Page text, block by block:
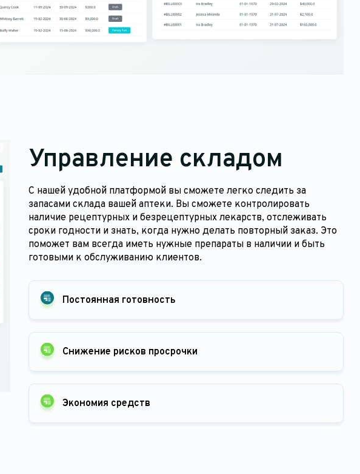
Управление складом
С нашей удобной платформой вы сможете легко следить за
запасами склада вашей аптеки. Вы сможете контролировать
наличие рецептурных и безрецептурных лекарств, отслеживать
сроки годности и знать, когда нужно делать повторный заказ. Это
поможет вам всегда иметь нужные препараты в наличии и быть
готовыми к обслуживанию клиентов.
Постоянная готовность
Снижение рисков просрочки
Экономия средств